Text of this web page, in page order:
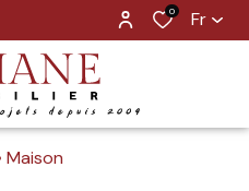
0 Fr
Maison